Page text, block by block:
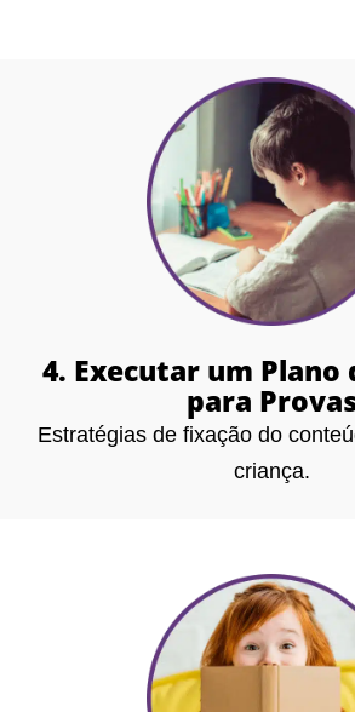
4. Executar um Plano
para
Estratégias de fixação do
criança.